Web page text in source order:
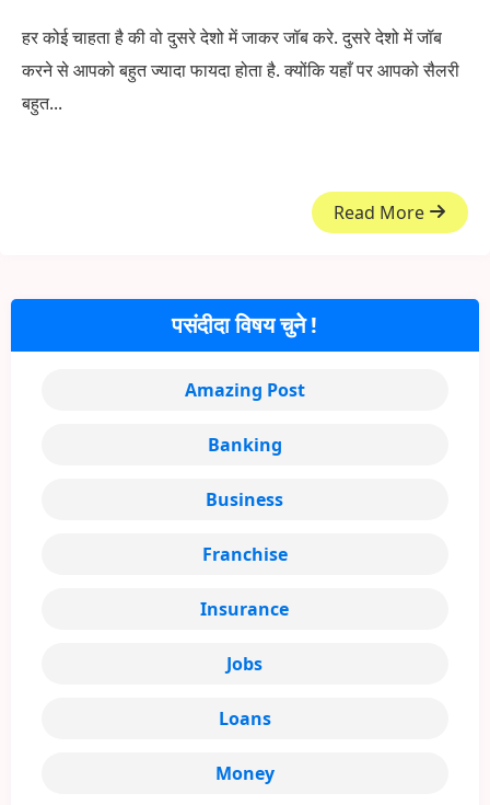
हर कोई चाहता है की वो दुसरे देशो में जाकर जॉब करे. दुसरे देशो में जॉब
करने से आपको बहुत ज्यादा फायदा होता है. क्योंकि यहाँ पर आपको सैलरी
बहुत...
Read More
पसंदीदा विषय चुने !
Amazing Post
Banking
Business
Franchise
Insurance
Jobs
Loans
Money